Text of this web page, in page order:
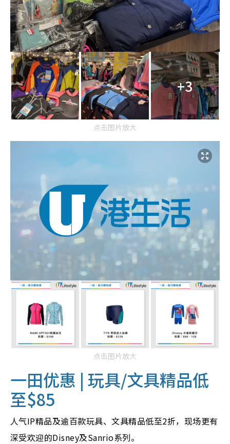
+3
点击图片放大
点击图片放大
一田优惠 | 玩具/文具精品低
至$85
人气IP精品及逾百款玩具、文具精品低至2折，现场更有
深受欢迎的Disney及Sanrio系列。